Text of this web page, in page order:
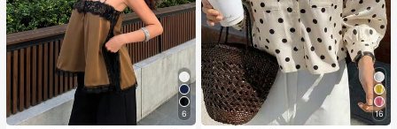
6
#1 ขายดี
ใน สีกากี เสื้อสตรี เสื้อเบลาส์ & Tee
ลูกค้ากลับมาซื้อซ้ำ!
16